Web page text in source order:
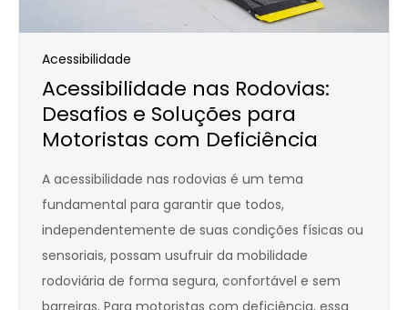
Acessibilidade
Acessibilidade nas Rodovias:
Desafios e Soluções para
Motoristas com Deficiência
A acessibilidade nas rodovias é um tema
fundamental para garantir que todos,
independentemente de suas condições físicas ou
sensoriais, possam usufruir da mobilidade
rodoviária de forma segura, confortável e sem
barreiras. Para motoristas com deficiência, essa